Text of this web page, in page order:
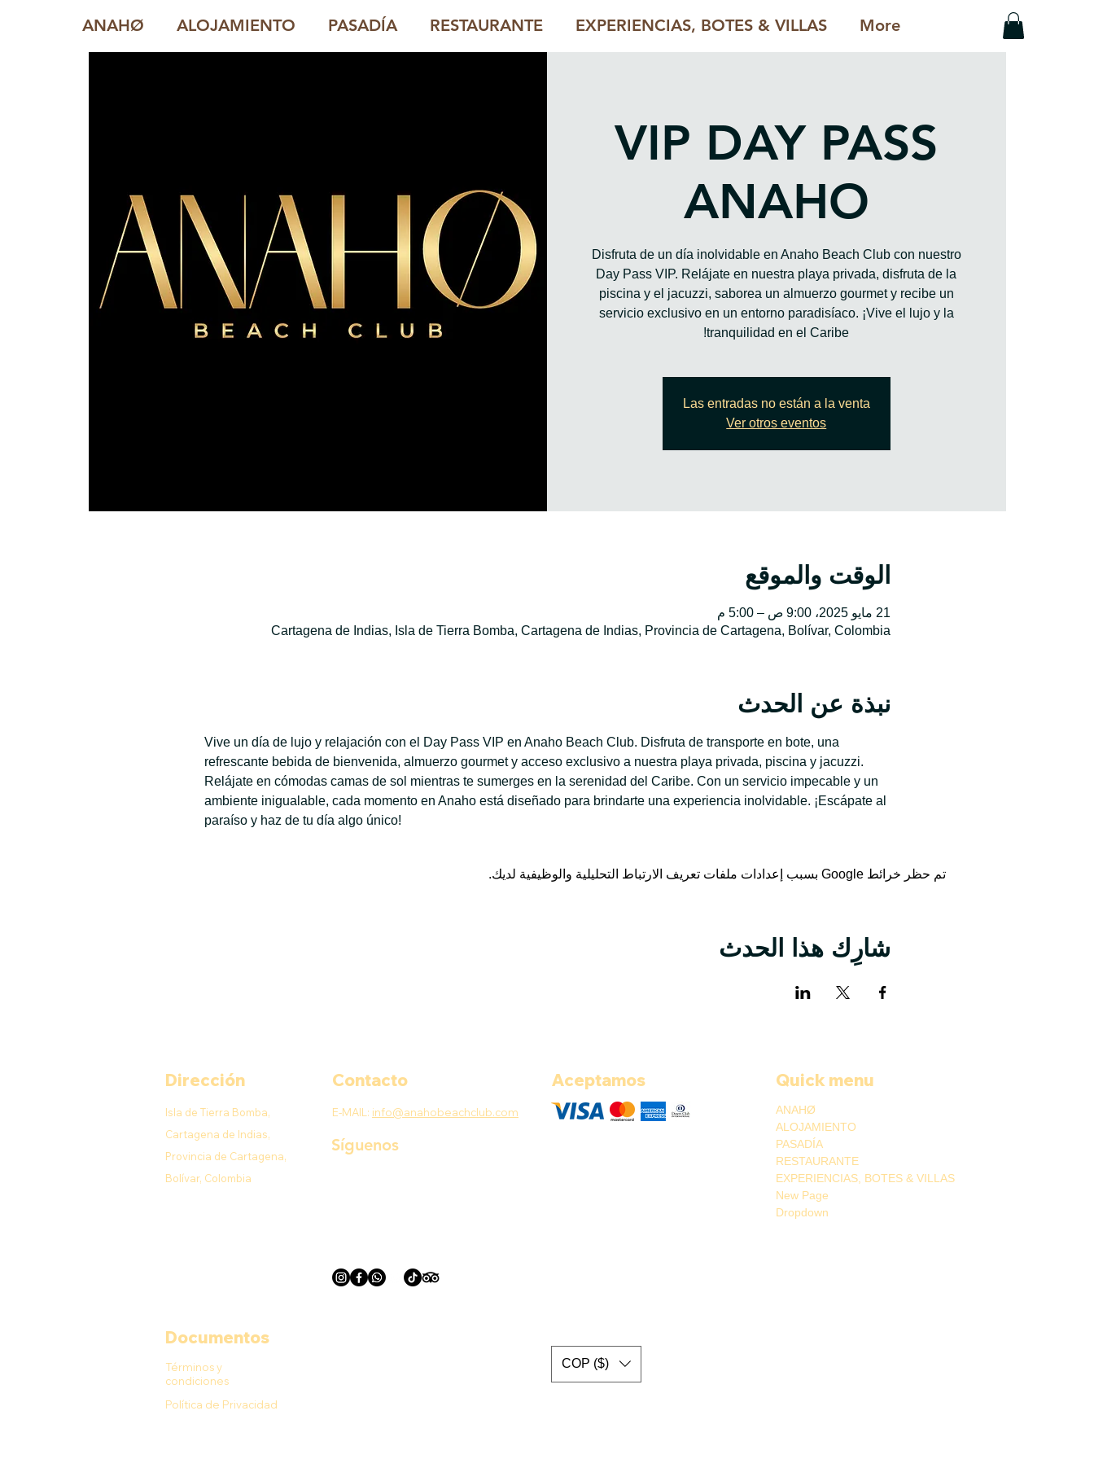
ANAHØ ALOJAMIENTO PASADÍA RESTAURANTE EXPERIENCIAS, BOTES & VILLAS More
VIP DAY PASS
ANAHO
Disfruta de un día inolvidable en Anaho Beach Club con nuestro
Day Pass VIP. Relájate en nuestra playa privada, disfruta de la
piscina y el jacuzzi, saborea un almuerzo gourmet y recibe un
servicio exclusivo en un entorno paradisíaco. ¡Vive el lujo y la
tranquilidad en el Caribe!
Las entradas no están a la venta
Ver otros eventos
الوقت والموقع
21 مايو 2025، 9:00 ص – 5:00 م
Cartagena de Indias, Isla de Tierra Bomba, Cartagena de Indias, Provincia de Cartagena, Bolívar, Colombia
نبذة عن الحدث
Vive un día de lujo y relajación con el Day Pass VIP en Anaho Beach Club. Disfruta de transporte en bote, una
refrescante bebida de bienvenida, almuerzo gourmet y acceso exclusivo a nuestra playa privada, piscina y jacuzzi.
Relájate en cómodas camas de sol mientras te sumerges en la serenidad del Caribe. Con un servicio impecable y un
ambiente inigualable, cada momento en Anaho está diseñado para brindarte una experiencia inolvidable. ¡Escápate al
paraíso y haz de tu día algo único!
تم حظر خرائط Google بسبب إعدادات ملفات تعريف الارتباط التحليلية والوظيفية لديك.
شارِك هذا الحدث
Dirección
Isla de Tierra Bomba,
Cartagena de Indias,
Provincia de Cartagena,
Bolívar, Colombia
Contacto
E-MAIL: info@anahobeachclub.com
Síguenos
Aceptamos Quick menu
ANAHØ
ALOJAMIENTO
PASADÍA
RESTAURANTE
EXPERIENCIAS, BOTES & VILLAS
New Page
Dropdown
Documentos
Términos y
condiciones
COP ($)
Política de Privacidad